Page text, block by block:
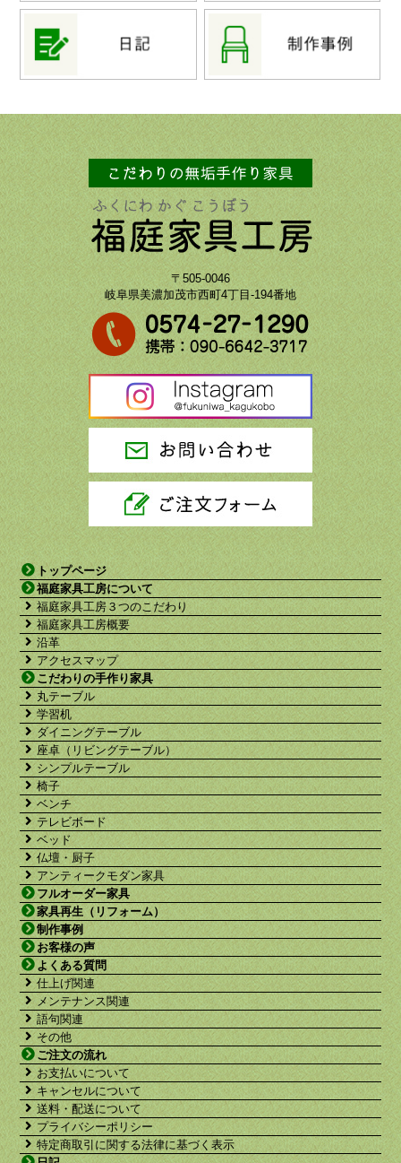
〒505-0046
岐阜県美濃加茂市西町4丁目-194番地
トップページ
福庭家具工房について
福庭家具工房３つのこだわり
福庭家具工房概要
沿革
アクセスマップ
こだわりの手作り家具
丸テーブル
学習机
ダイニングテーブル
座卓（リビングテーブル）
シンプルテーブル
椅子
ベンチ
テレビボード
ベッド
仏壇・厨子
アンティークモダン家具
フルオーダー家具
家具再生（リフォーム）
制作事例
お客様の声
よくある質問
仕上げ関連
メンテナンス関連
語句関連
その他
ご注文の流れ
お支払いについて
キャンセルについて
送料・配送について
プライバシーポリシー
特定商取引に関する法律に基づく表示